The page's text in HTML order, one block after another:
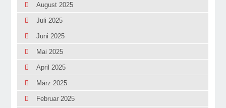
August 2025
Juli 2025
Juni 2025
Mai 2025
April 2025
März 2025
Februar 2025